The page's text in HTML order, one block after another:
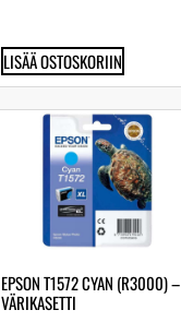
LISÄÄ OSTOSKORIIN
EPSON T1572 CYAN (R3000) –
VÄRIKASETTI